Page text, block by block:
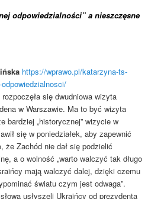
odpowiedzialności”a nieszczęsne
https://wprawo.pl/katarzyna-ts-
się dwudniowa wizyta
w Warszawie. Ma to być wizyta
bardziej „historycznej” wizycie w
się w poniedziałek, aby zapewnić
że Zachód nie dał się podzielić
a o wolność „warto walczyć tak długo
mają walczyć dalej, dzięki czemu
światu czym jest odwaga”.
usłyszeli Ukraińcy od prezydenta